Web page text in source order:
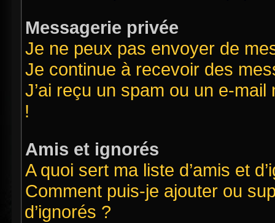
Messagerie privée
Je ne peux pas envoyer de
Je continue à recevoir des
J’ai reçu un spam ou un e-
!
Amis et ignorés
A quoi sert ma liste d’amis et
Comment puis-je ajouter ou
d’ignorés ?